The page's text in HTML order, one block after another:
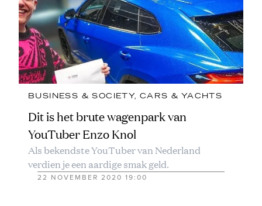
BUSINESS & SOCIETY, CARS & YACHTS
Dit is het brute wagenpark van
YouTuber Enzo Knol
Als bekendste YouTuber van Nederland
verdien je een aardige smak geld.
22 NOVEMBER 2020 19:00